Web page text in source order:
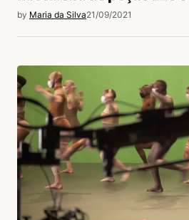
by Maria da Silva21/09/2021